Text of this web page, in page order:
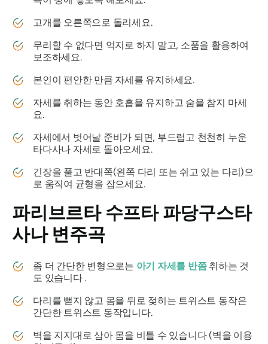
고개를 오른쪽으로 돌리세요.
무리할 수 없다면 억지로 하지 말고, 소품을 활용하여
보조하세요.
본인이 편안한 만큼 자세를 유지하세요.
자세를 취하는 동안 호흡을 유지하고 숨을 참지 마세
요.
자세에서 벗어날 준비가 되면, 부드럽고 천천히 누운
타다사나 자세로 돌아오세요.
긴장을 풀고 반대쪽(왼쪽 다리 또는 쉬고 있는 다리)으
로 움직여 균형을 잡으세요.
파리브르타 수프타 파당구스타
사나변주곡
좀 더 간단한 변형으로는 아기 자세를 반쯤취하는 것
도 있습니다 .
다리를 뻗지 않고 몸을 뒤로 젖히는 트위스트 동작은
간단한 트위스트 동작입니다.
벽을 지지대로 삼아 몸을 비틀 수 있습니다 (벽을 이용